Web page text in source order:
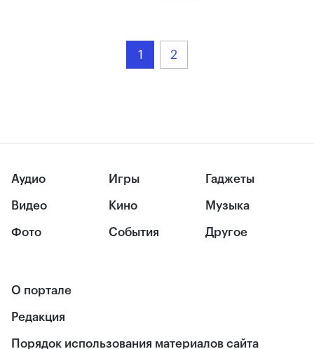
1 2
Аудио
Видео
Фото
Игры
Кино
События
Гаджеты
Музыка
Другое
О портале
Редакция
Порядок использования материалов сайта